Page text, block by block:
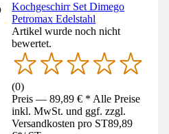
Kochgeschirr Set Dimego
Petromax Edelstahl
Artikel wurde noch nicht
bewertet.
(0)
Preis — 89,89 € * Alle Preise
inkl. MwSt. und ggf. zzgl.
Versandkosten pro ST89,89